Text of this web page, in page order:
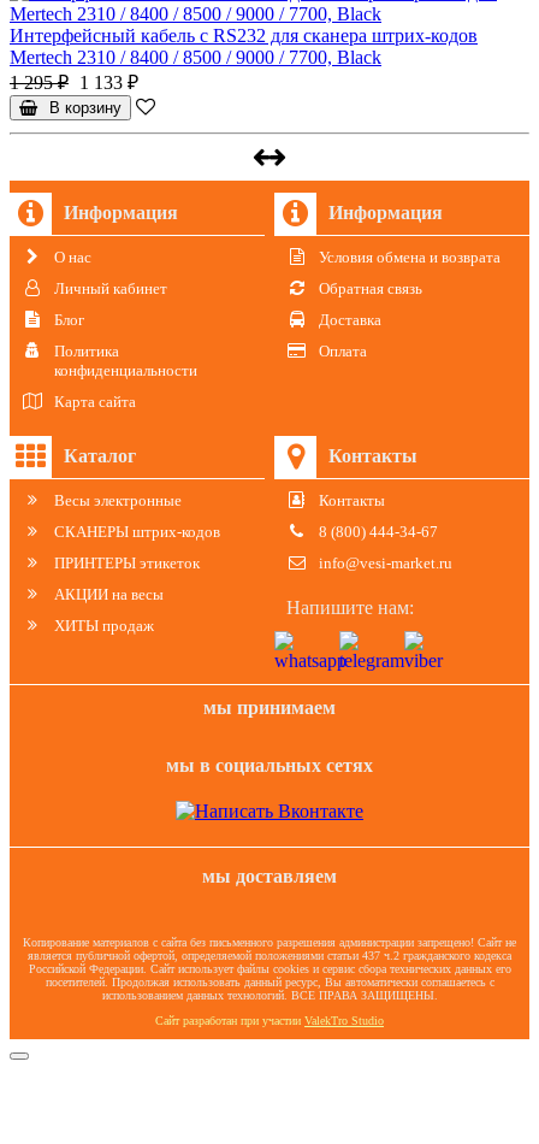
Интерфейсный кабель с RS232 для сканера штрих-кодов
Mertech 2310 / 8400 / 8500 / 9000 / 7700, Black
1 295 ₽ 1 133 ₽
В корзину
Информация
О нас
Личный кабинет
Блог
Политика
конфиденциальности
Карта сайта
Информация
Условия обмена и возврата
Обратная связь
Доставка
Оплата
Каталог
Весы электронные
СКАНЕРЫ штрих-кодов
ПРИНТЕРЫ этикеток
АКЦИИ на весы
ХИТЫ продаж
Контакты
Контакты
8 (800) 444-34-67
info@vesi-market.ru
Напишите нам:
мы принимаем
мы в социальных сетях
мы доставляем
Копирование материалов с сайта без письменного разрешения администрации запрещено! Сайт не
является публичной офертой, определяемой положениями статьи 437 ч.2 гражданского кодекса
Российской Федерации. Сайт использует файлы cookies и сервис сбора технических данных его
посетителей. Продолжая использовать данный ресурс, Вы автоматически соглашаетесь с
использованием данных технологий. ВСЕ ПРАВА ЗАЩИЩЕНЫ.
Сайт разработан при участии ValekTro Studio